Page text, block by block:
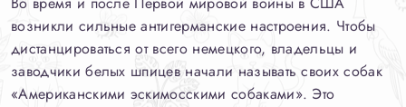
возникли сильные антигерманские настроения. Чтобы
дистанцироваться от всего немецкого, владельцы и
заводчики белых шпицев начали называть своих собак
«Американскими эскимосскими собаками». Это